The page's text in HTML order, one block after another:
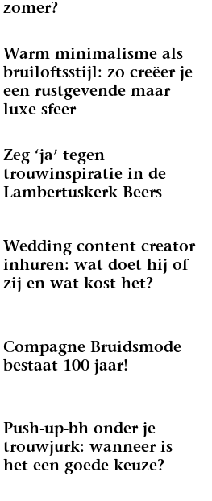
zomer?
Warm minimalisme als
bruiloftsstijl: zo creëer je
een rustgevende maar
luxe sfeer
Zeg ‘ja’ tegen
trouwinspiratie in de
Lambertuskerk Beers
Wedding content creator
inhuren: wat doet hij of
zij en wat kost het?
Compagne Bruidsmode
bestaat 100 jaar!
Push-up-bh onder je
trouwjurk: wanneer is
het een goede keuze?